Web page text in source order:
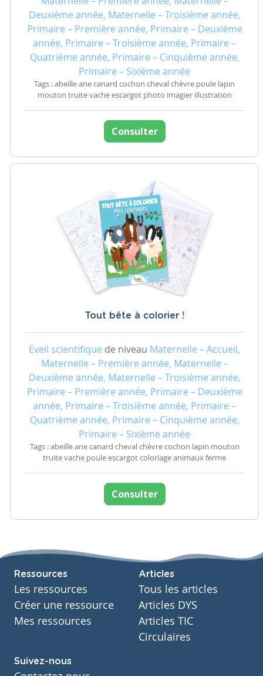
Deuxième année, Maternelle – Troisième année,
Primaire – Première année, Primaire – Deuxième
année, Primaire – Troisième année, Primaire –
Quatrième année, Primaire – Cinquième année,
Primaire – Sixième année
Tags : abeille ane canard cochon cheval chèvre poule lapin
mouton truite vache escargot photo imagier illustration
Consulter
Tout bête à colorier !
Eveil scientifique de niveau Maternelle – Accueil,
Maternelle – Première année, Maternelle –
Deuxième année, Maternelle – Troisième année,
Primaire – Première année, Primaire – Deuxième
année, Primaire – Troisième année, Primaire –
Quatrième année, Primaire – Cinquième année,
Primaire – Sixième année
Tags : abeille ane canard cheval chèvre cochon lapin mouton
truite vache poule escargot coloriage animaux ferme
Consulter
Ressources
Les ressources
Créer une ressource
Mes ressources
Articles
Tous les articles
Articles DYS
Articles TIC
Circulaires
Suivez-nous